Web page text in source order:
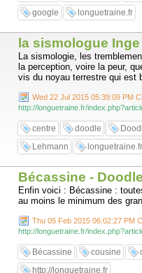
google
longuetraine.fr
la sismologue
La sismologie, les
la perception, voire la peur,
vis du noyau terrestre qui est
Wed 22 Jul 2015 05:39:09 PM
http://longuetraine.fr/
centre doodle
Lehmann
longuetraine.fr
Bécassine -
Enfin voici : Bécassine :
au moins le minimum des
Thu 05 Feb 2015 06:02:27 PM
http://longuetraine.fr/
Bécassine cousine
http://longuetraine.fr